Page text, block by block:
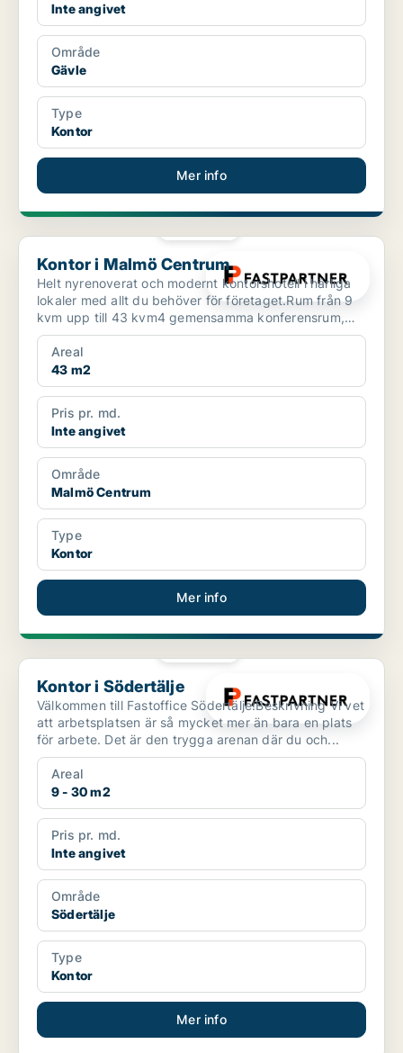
Inte angivet
Område
Gävle
Type
Kontor
Mer info
Kontor i Malmö Centrum
Kontor i Malmö Centrum
Helt nyrenoverat och modernt kontorshotell i härliga
lokaler med allt du behöver för företaget.Rum från 9
kvm upp till 43 kvm4 gemensamma konferensrum,
varav...
Areal
43 m2
Pris pr. md.
Inte angivet
Område
Malmö Centrum
Type
Kontor
Mer info
Kontor i Södertälje
Kontor i Södertälje
Välkommen till Fastoffice Södertälje!Beskrivning Vi vet
att arbetsplatsen är så mycket mer än bara en plats
för arbete. Det är den trygga arenan där du och...
Areal
9 - 30 m2
Pris pr. md.
Inte angivet
Område
Södertälje
Type
Kontor
Mer info